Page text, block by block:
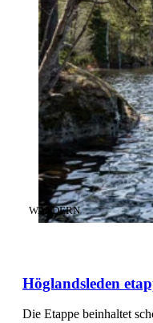
Höglandsleden
KATEGORIE:
WANDERN
Die Etappe beinhaltet